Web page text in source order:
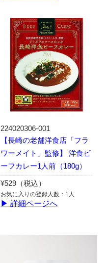
224020306-001
【長崎の老舗洋食店「フラ
ワーメイト」監修】 洋食ビ
ーフカレー1人前（180g）
¥529（税込）
お気に入りの登録人数：1人
▶ 詳細ページへ